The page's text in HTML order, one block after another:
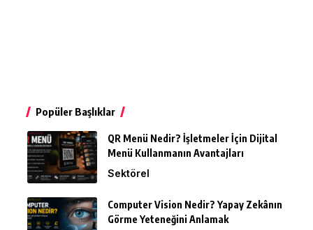
Popüler Başlıklar
QR Menü Nedir? İşletmeler İçin Dijital
Menü Kullanmanın Avantajları
Sektörel
Computer Vision Nedir? Yapay Zekânın
Görme Yeteneğini Anlamak